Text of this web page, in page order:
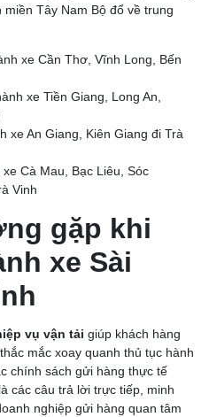
Tây Nam Bộ đổ về trung
xe Cần Thơ, Vĩnh Long, Bến
xe Tiền Giang, Long An,
xe An Giang, Kiên Giang đi Trà
Cà Mau, Bạc Liêu, Sóc
Vinh
gặp khi
xe Sài
vụ vận tải giúp khách hàng
mắc xoay quanh thủ tục hành
chính sách gửi hàng thực tế
các câu trả lời trực tiếp, minh
nghiệp gửi hàng quan tâm